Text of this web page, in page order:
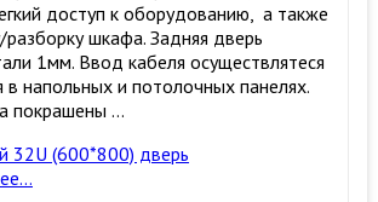
доступ к оборудованию, а также
шкафа. Задняя дверь
1мм. Ввод кабеля осуществлятеся
в напольных и потолочных панелях.
покрашены …
32U (600*800) дверь